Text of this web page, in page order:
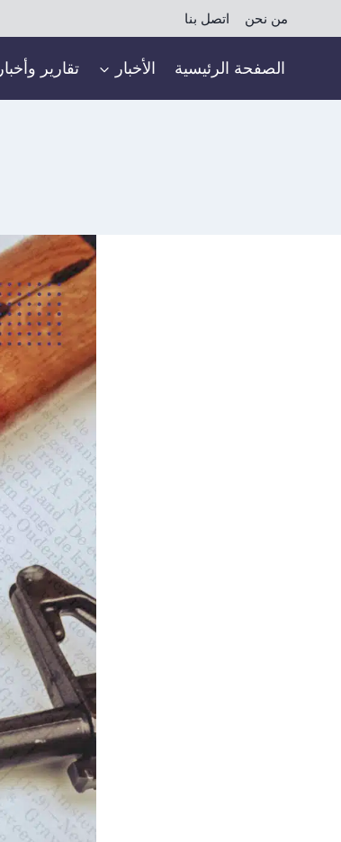
إلى
من نحن اتصل بنا
الصفحة الرئيسية الأخبار تقارير وأخبار